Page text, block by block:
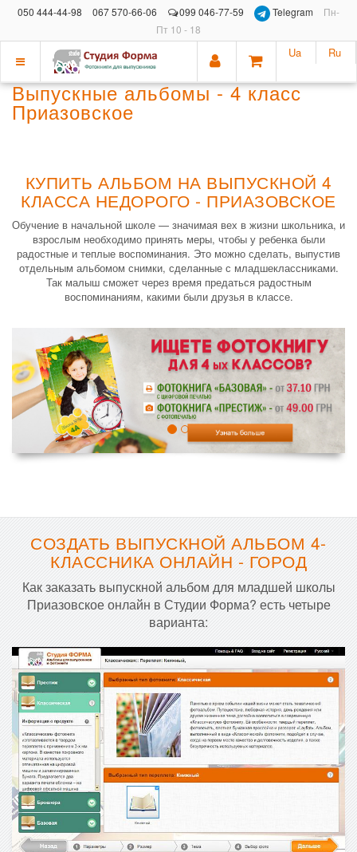
050 444-44-98 067 570-66-06 099 046-77-59 Telegram
Пн-
Пт 10 - 18
Показать
меню
Ua Ru
Выпускные альбомы - 4 класс
Приазовское
КУПИТЬ АЛЬБОМ НА ВЫПУСКНОЙ 4
КЛАССА НЕДОРОГО - ПРИАЗОВСКОЕ
Обучение в начальной школе — значимая вех в жизни школьника, и
взрослым необходимо принять меры, чтобы у ребенка были
радостные и теплые воспоминания. Это можно сделать, выпустив
отдельным альбомом снимки, сделанные с младшеклассниками.
Так малыш сможет через время предаться радостным
воспоминаниям, какими были друзья в классе.
СОЗДАТЬ ВЫПУСКНОЙ АЛЬБОМ 4-
КЛАССНИКА ОНЛАЙН - ГОРОД
Как заказать выпускной альбом для младшей школы
Приазовское онлайн в Студии Форма? есть четыре
варианта: